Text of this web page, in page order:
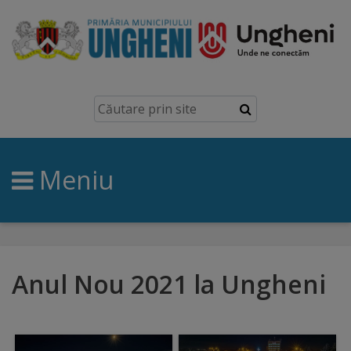
Ungheni
Prezentare
generală
Simbolurile
brand
înfrățite
Meniu
Anul Nou 2021 la Ungheni